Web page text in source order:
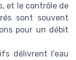
et le contrôle de
sont souvent
pour un débit
délivrent l'eau